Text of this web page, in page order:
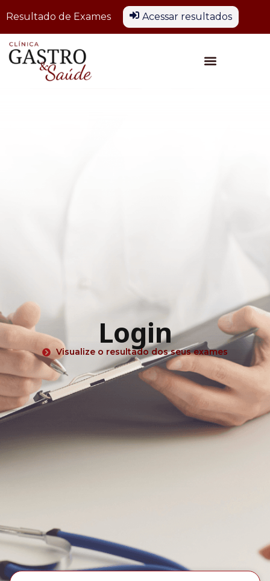
Resultado de Exames Acessar resultados
Login
Visualize o resultado dos seus exames